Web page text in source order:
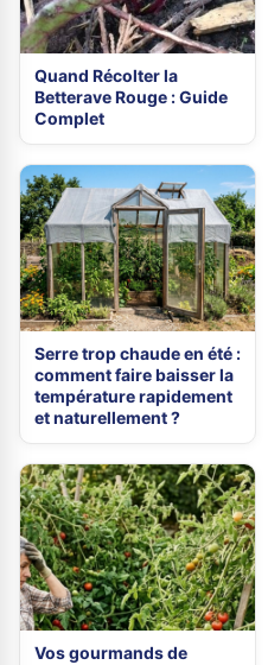
Quand Récolter la
Betterave Rouge : Guide
Complet
Serre trop chaude en été :
comment faire baisser la
température rapidement
et naturellement ?
Vos gourmands de